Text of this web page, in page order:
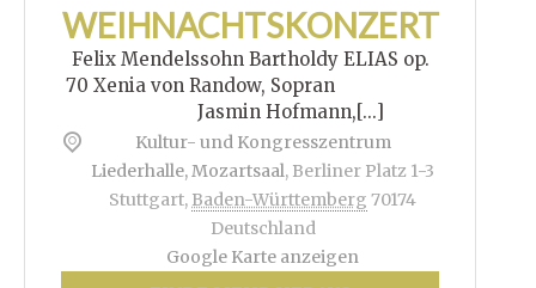
WEIHNACHTSKONZERT
Felix Mendelssohn Bartholdy ELIAS op.
70 Xenia von Randow, Sopran
Jasmin Hofmann,[...]
Kultur- und Kongresszentrum
Liederhalle, Mozartsaal, Berliner Platz 1-3
Stuttgart, Baden-Württemberg 70174
Deutschland
Google Karte anzeigen